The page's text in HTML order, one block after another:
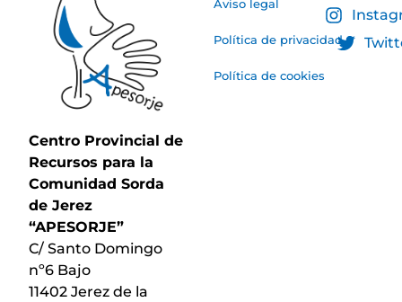
Centro Provincial de
Recursos para la
Comunidad Sorda
de Jerez
“APESORJE”
C/ Santo Domingo
nº6 Bajo
11402 Jerez de la
Aviso legal
Política de privacidad
Política de cookies